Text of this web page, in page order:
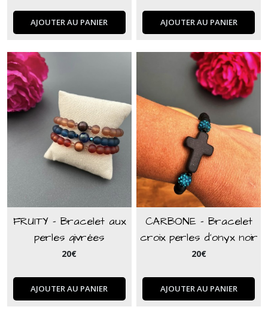
AJOUTER AU PANIER AJOUTER AU PANIER
FRUITY - Bracelet aux
perles givrées
automnales
20€
AJOUTER AU PANIER
CARBONE - Bracelet
croix perles d'onyx noir
et bleu acqua
20€
AJOUTER AU PANIER